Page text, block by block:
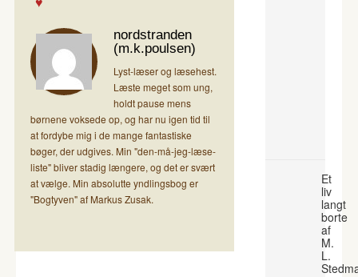
nordstranden
(m.k.poulsen)
Lyst-læser og læsehest.
Læste meget som ung,
holdt pause mens
børnene voksede op, og har nu igen tid til
at fordybe mig i de mange fantastiske
bøger, der udgives. Min "den-må-jeg-læse-
liste" bliver stadig længere, og det er svært
at vælge. Min absolutte yndlingsbog er
"Bogtyven" af Markus Zusak.
Et
liv
langt
borte
af
M.
L.